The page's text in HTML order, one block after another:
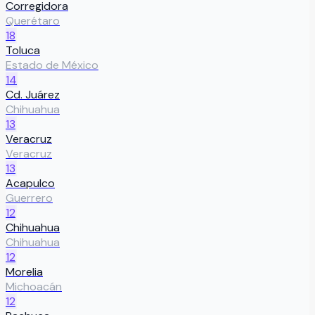
Corregidora
Querétaro
18
Toluca
Estado de México
14
Cd. Juárez
Chihuahua
13
Veracruz
Veracruz
13
Acapulco
Guerrero
12
Chihuahua
Chihuahua
12
Morelia
Michoacán
12